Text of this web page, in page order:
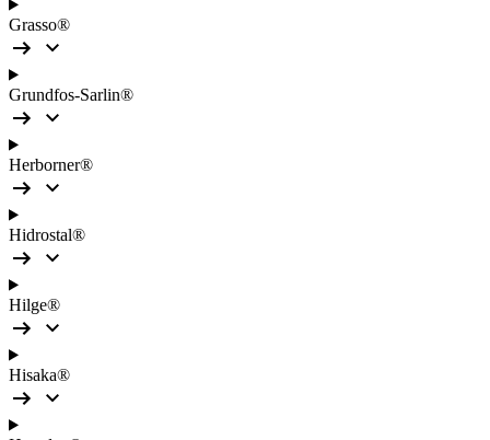
Grasso®
Grundfos-Sarlin®
Herborner®
Hidrostal®
Hilge®
Hisaka®